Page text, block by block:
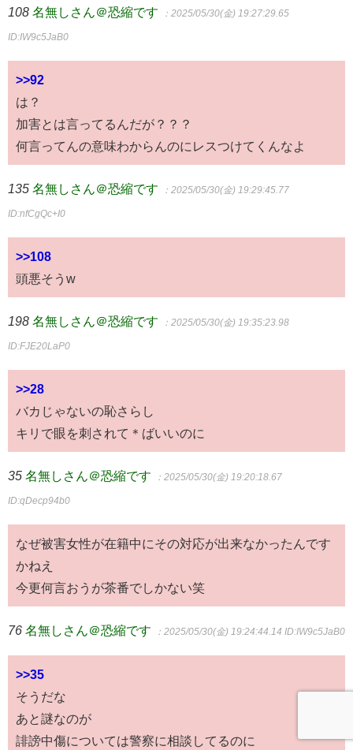
108 名無しさん＠恐縮です ：2025/05/30(金) 19:27:29.65
ID:IW9c5JaB0
>>92
は？
加害とは言ってるんだが？？？
何言ってんの意味わからんのにレスつけてくんなよ
135 名無しさん＠恐縮です ：2025/05/30(金) 19:29:45.77
ID:nfCgQc+I0
>>108
頭悪そうw
198 名無しさん＠恐縮です ：2025/05/30(金) 19:35:23.98
ID:FJE20LaP0
>>28
バカじゃないの恥さらし
キリで眼を刺されて＊ばいいのに
35 名無しさん＠恐縮です ：2025/05/30(金) 19:20:18.67
ID:qDecp94b0
なぜ被害女性が在籍中にその対応が出来なかったんです
かねえ
今更何言おうが茶番でしかない笑
76 名無しさん＠恐縮です ：2025/05/30(金) 19:24:44.14 ID:IW9c5JaB0
>>35
そうだな
あと謎なのが
誹謗中傷については警察に相談してるのに